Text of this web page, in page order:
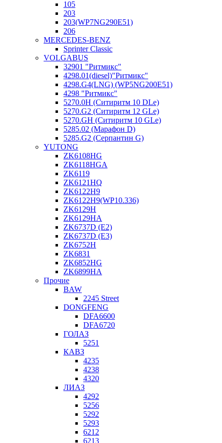
105
203
203(WP7NG290E51)
206
MERCEDES-BENZ
Sprinter Classic
VOLGABUS
32901 "Ритмикc"
4298.01(diesel)"Ритмикс"
4298.G4(LNG) (WP5NG200E51)
4298 "Ритмикс"
5270.0H (Ситиритм 10 DLe)
5270.G2 (Ситиритм 12 GLe)
5270.GH (Ситиритм 10 GLe)
5285.02 (Марафон D)
5285.G2 (Серпантин G)
YUTONG
ZK6108HG
ZK6118HGA
ZK6119
ZK6121HQ
ZK6122H9
ZK6122H9(WP10.336)
ZK6129H
ZK6129HA
ZK6737D (E2)
ZK6737D (E3)
ZK6752H
ZK6831
ZK6852HG
ZK6899HA
Прочие
BAW
2245 Street
DONGFENG
DFA6600
DFA6720
ГОЛАЗ
5251
КАВЗ
4235
4238
4320
ЛИАЗ
4292
5256
5292
5293
6212
6213